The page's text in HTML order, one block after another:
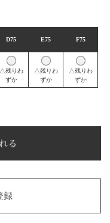
D75 E75 F75
△残りわ
ずか
△残りわ
ずか
△残りわ
ずか